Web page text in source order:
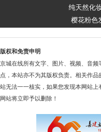
纯天然化
樱花粉色
版权和免责申明
京城在线所有文字、图片、视频、音
点，本站亦不为其版权负责。相关作
站无法一一核实，如果您发现本网站
网站将立即予以删除！